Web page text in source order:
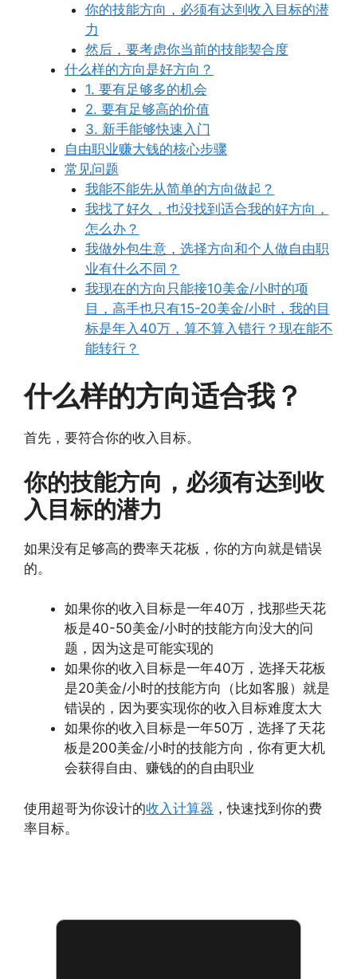
你的技能方向，必须有达到收入目标的潜
力
然后，要考虑你当前的技能契合度
什么样的方向是好方向？
1. 要有足够多的机会
2. 要有足够高的价值
3. 新手能够快速入门
自由职业赚大钱的核心步骤
常见问题
我能不能先从简单的方向做起？
我找了好久，也没找到适合我的好方向，
怎么办？
我做外包生意，选择方向和个人做自由职
业有什么不同？
我现在的方向只能接10美金/小时的项
目，高手也只有15-20美金/小时，我的目
标是年入40万，算不算入错行？现在能不
能转行？
什么样的方向适合我？
首先，要符合你的收入目标。
你的技能方向，必须有达到收
入目标的潜力
如果没有足够高的费率天花板，你的方向就是错误
的。
如果你的收入目标是一年40万，找那些天花
板是40-50美金/小时的技能方向没大的问
题，因为这是可能实现的
如果你的收入目标是一年40万，选择天花板
是20美金/小时的技能方向（比如客服）就是
错误的，因为要实现你的收入目标难度太大
如果你的收入目标是一年50万，选择了天花
板是200美金/小时的技能方向，你有更大机
会获得自由、赚钱的的自由职业
使用超哥为你设计的收入计算器 ，快速找到你的费
率目标。